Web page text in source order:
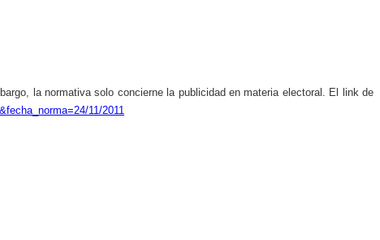
la normativa solo concierne la publicidad en materia electoral. El link de
11/2011